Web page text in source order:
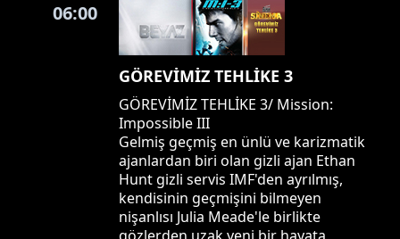
06:00
GÖREVİMİZ TEHLİKE 3
GÖREVİMİZ TEHLİKE 3/ Mission:
Impossible III
Gelmiş geçmiş en ünlü ve karizmatik
ajanlardan biri olan gizli ajan Ethan
Hunt gizli servis IMF'den ayrılmış,
kendisinin geçmişini bilmeyen
nişanlısı Julia Meade'le birlikte